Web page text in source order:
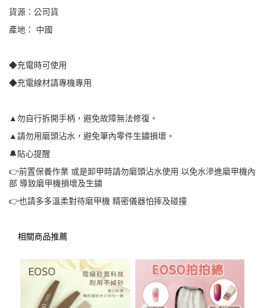
貨源：公司貨
產地： 中國
◆充電時可使用
◆充電線材請專機專用
▲勿自行拆開手柄，避免故障無法修復。
▲請勿用磨頭沾水，避免筆內零件生鏽損壞。
🔔貼心提醒
👉前置保養作業 或是卸甲時請勿磨頭沾水使用 以免水滲進磨甲機內
部 導致磨甲機損壞及生鏽
👉也請多多溫柔對待磨甲機 精密儀器怕摔及碰撞
相關商品推薦